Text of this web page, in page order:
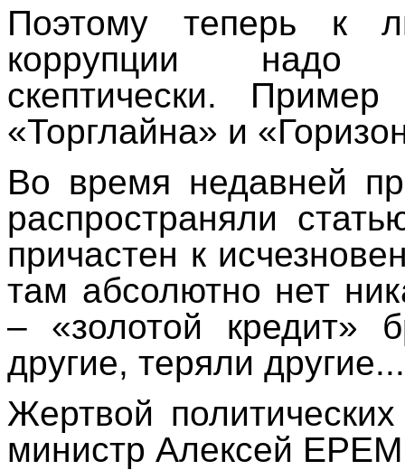
Поэтому теперь к
коррупции надо
скептически.
«Торглайна» и
Во время недавней
распространяли
причастен к
там абсолютно нет
– «золотой кредит»
другие, теряли другие...
Жертвой
министр Алексей